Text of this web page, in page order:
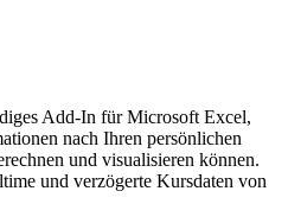
Add-In für Microsoft Excel,
nach Ihren persönlichen
und visualisieren können.
und verzögerte Kursdaten von